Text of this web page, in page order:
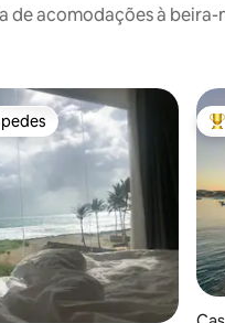
acomodações à